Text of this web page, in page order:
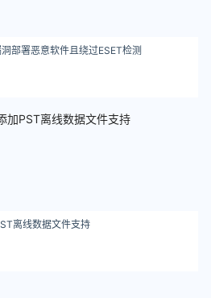
部署恶意软件且绕过ESET检测
离线数据文件支持